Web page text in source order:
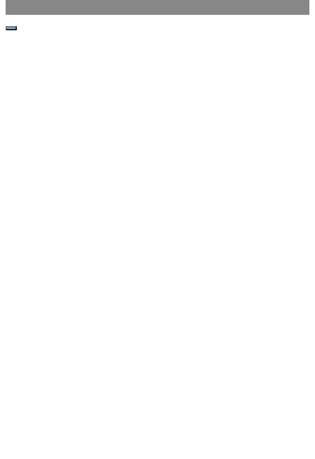
Schließen